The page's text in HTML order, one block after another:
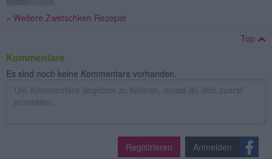
» Weitere Zwetschken Rezepte
Top
Kommentare
Es sind noch keine Kommentare vorhanden.
Registrieren Anmelden